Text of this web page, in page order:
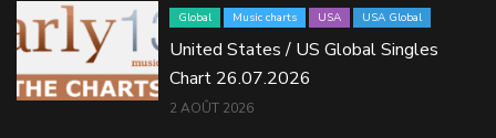
Global Music charts USA USA Global
United States / US Global Singles
Chart 26.07.2026
2 AOÛT 2026